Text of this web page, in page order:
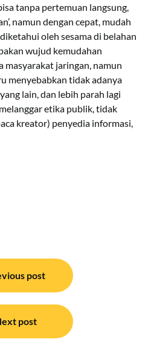
tanpa pertemuan langsung,
namun dengan cepat, mudah
diketahui oleh sesama di belahan
wujud kemudahan
masyarakat jaringan, namun
menyebabkan tidak adanya
lain, dan lebih parah lagi
etika publik, tidak
kreator) penyedia informasi,
post
post